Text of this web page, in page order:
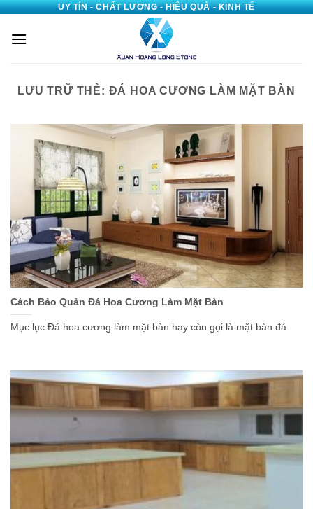
Bỏ
nội
UY TÍN - CHẤT LƯỢNG - HIỆU QUẢ - KINH TẾ
LƯU TRỮ THẺ: ĐÁ HOA CƯƠNG LÀM MẶT BÀN
Cách Bảo Quản Đá Hoa Cương Làm Mặt Bàn
Mục lục Đá hoa cương làm mặt bàn hay còn gọi là mặt bàn đá